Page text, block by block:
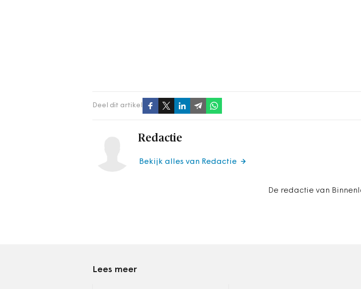
Deel dit artikel
Redactie
De redactie van
Bekijk alles van Redactie
Lees meer